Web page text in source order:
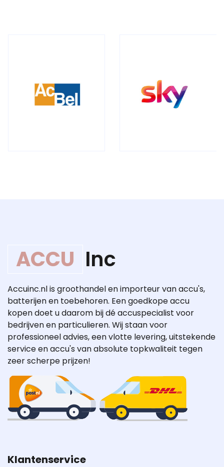
ACCU Inc
Accuinc.nl is groothandel en importeur van accu's,
batterijen en toebehoren. Een goedkope accu
kopen doet u daarom bij dé accuspecialist voor
bedrijven en particulieren. Wij staan voor
professioneel advies, een vlotte levering, uitstekende
service en accu's van absolute topkwaliteit tegen
zeer scherpe prijzen!
Klantenservice